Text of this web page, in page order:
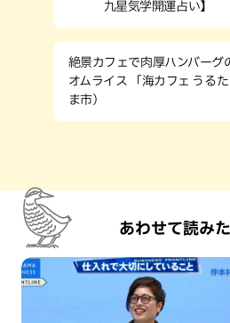
九星気学開運占い】
絶景カフェで肉厚ハンバーグ
オムライス 「海カフェ うる
ま市）
あわせて読み